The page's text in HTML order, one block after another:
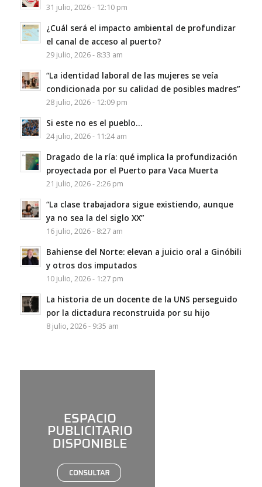
31 julio, 2026 - 12:10 pm
¿Cuál será el impacto ambiental de profundizar
el canal de acceso al puerto?
29 julio, 2026 - 8:33 am
“La identidad laboral de las mujeres se veía
condicionada por su calidad de posibles madres”
28 julio, 2026 - 12:09 pm
Si este no es el pueblo…
24 julio, 2026 - 11:24 am
Dragado de la ría: qué implica la profundización
proyectada por el Puerto para Vaca Muerta
21 julio, 2026 - 2:26 pm
“La clase trabajadora sigue existiendo, aunque
ya no sea la del siglo XX”
16 julio, 2026 - 8:27 am
Bahiense del Norte: elevan a juicio oral a Ginóbili
y otros dos imputados
10 julio, 2026 - 1:27 pm
La historia de un docente de la UNS perseguido
por la dictadura reconstruida por su hijo
8 julio, 2026 - 9:35 am